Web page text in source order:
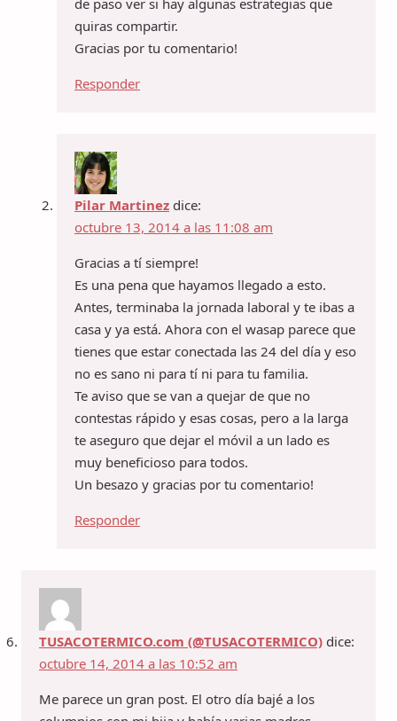
de paso ver si hay algunas estrategias que
quiras compartir.
Gracias por tu comentario!
Responder
Pilar Martinez dice:
octubre 13, 2014 a las 11:08 am
Gracias a tí siempre!
Es una pena que hayamos llegado a esto.
Antes, terminaba la jornada laboral y te ibas a
casa y ya está. Ahora con el wasap parece que
tienes que estar conectada las 24 del día y eso
no es sano ni para tí ni para tu familia.
Te aviso que se van a quejar de que no
contestas rápido y esas cosas, pero a la larga
te aseguro que dejar el móvil a un lado es
muy beneficioso para todos.
Un besazo y gracias por tu comentario!
Responder
TUSACOTERMICO.com (@TUSACOTERMICO) dice:
octubre 14, 2014 a las 10:52 am
Me parece un gran post. El otro día bajé a los